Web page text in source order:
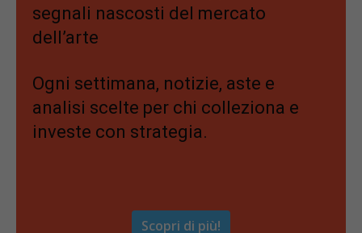
segnali nascosti del mercato
dell’arte
Ogni settimana, notizie, aste e
analisi scelte per chi colleziona e
investe con strategia.
Scopri di più!